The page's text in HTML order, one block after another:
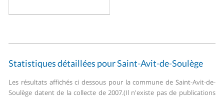
Statistiques détaillées pour Saint-Avit-de-Soulège
Les résultats affichés ci dessous pour la commune de Saint-Avit-de-
Soulège datent de la collecte de 2007.(Il n'existe pas de publications